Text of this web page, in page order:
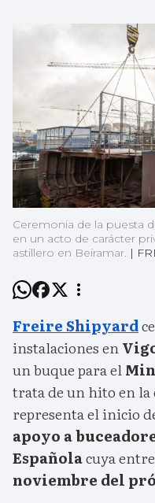
Ceremonia de la puesta
en un acto de carácter
astillero en Beiramar. |
Freire Shipyard
instalaciones en
un buque para el
trata de un hito en
representa el inicio
apoyo a
Españolacuya
noviembre del